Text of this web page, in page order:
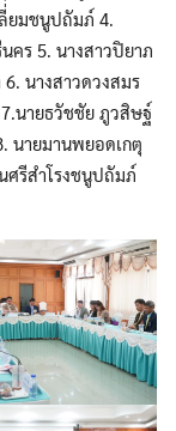
ลี่ยมชนูปถัมภ์ 4.
คร 5. นางสาวปิยาภ
นางสาวดวงสมร
7.นายธวัชชัย ภูวสิษฐ์
นายมานพยอดเกตุ
ศรีสำโรงชนูปถัมภ์